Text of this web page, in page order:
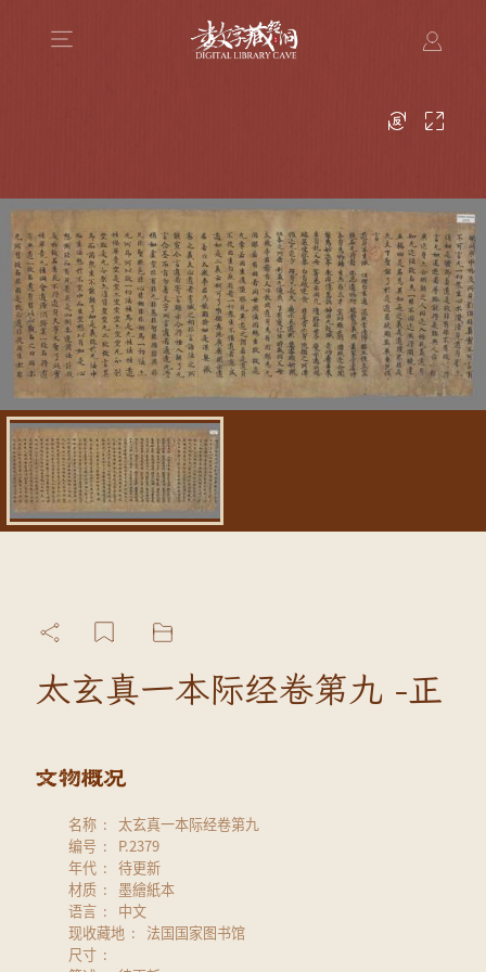
太玄真一本际经卷第九 -正
名称
太玄真一本际经卷第九
编号
P.2379
年代
待更新
材质
墨繪紙本
语言
中文
现收藏地
法国国家图书馆
尺寸